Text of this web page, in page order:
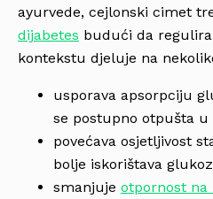
ayurvede, cejlonski cimet
dijabetes budući da regulira
kontekstu djeluje na
usporava apsorpciju
se postupno otpušta u
povećava osjetljivost
bolje iskorištava
smanjuje otpornost na